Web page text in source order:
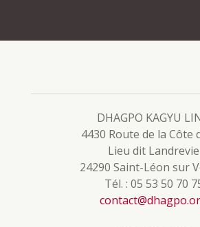
DHAGPO KAGYU
4430 Route de la Côte
Lieu dit Landrevie
24290 Saint-Léon sur
Tél. : 05 53 50 70